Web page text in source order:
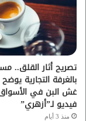
تصريح أثار القلق..
بالغرفة التجارية
غش البن في
فيديو لـ”أزهري”
منذ 3 أيام